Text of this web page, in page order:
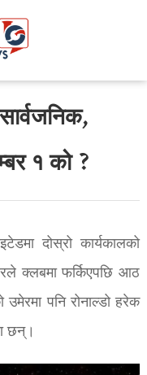
१ को ?
दोस्रो कार्यकालको
क्लबमा फर्किएपछि आठ
पनि रोनाल्डो हरेक
छन्।